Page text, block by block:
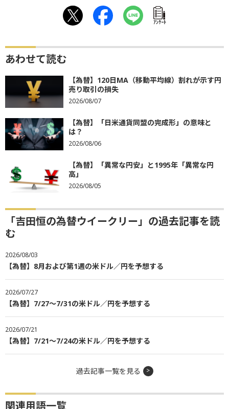
ｱﾝｹｰﾄ
あわせて読む
【為替】120日MA（移動平均線）割れが示す円
売り取引の損失
2026/08/07
【為替】「日米通貨同盟の完成形」の意味と
は？
2026/08/06
【為替】「異常な円安」と1995年「異常な円
高」
2026/08/05
「吉田恒の為替ウイークリー」の過去記事を読
む
2026/08/03
【為替】8月および第1週の米ドル／円を予想する
2026/07/27
【為替】7/27～7/31の米ドル／円を予想する
2026/07/21
【為替】7/21～7/24の米ドル／円を予想する
過去記事一覧を見る
関連用語一覧